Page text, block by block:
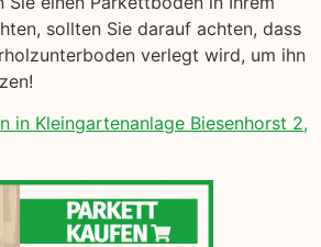
sollten Sie darauf achten, dass
verlegt wird, um ihn
in Kleingartenanlage Biesenhorst 2,